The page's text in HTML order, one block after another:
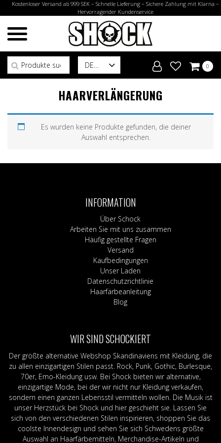
Kostenloser Versand ab 999 SEK – Schnelle Lieferung – Sichere Zahlung mit Klarna –
Hervorragender Kundenservice
DE
Suchen nach:
0
HAARVERLÄNGERUNG
Es wurden keine Produkte gefunden, die deiner
Auswahl entsprechen.
INFORMATION
Über Schock
Arbeiten Sie mit uns zusammen
Häufig gestellte Fragen
Versand
Kaufbedingungen
Unser Laden
Datenschutzrichtlinie
Haarfärbeanleitung
Blog
WIR SIND SCHOCKIERT
Der größte alternative Webshop Skandinaviens mit Kleidung, die
zu allen einzigartigen Stilen passt. Rock, Punk, Gothic, Burlesque,
70er, Emo-Kleidung usw. Bei Shock bieten wir alternative,
einzigartige Mode, bei der wir nicht nur Kleidung verkaufen,
sondern einen ganzen Lebensstil vermitteln wollen. Die Musik ist
unser Herzstück bei Shock und hier geschieht sie. Lassen Sie
sich von den verschiedenen Stilen inspirieren, shoppen Sie das
coolste Innendesign und sehen Sie sich Schwedens größte
Auswahl an Haarfärbemitteln, Merchandise-Artikeln und